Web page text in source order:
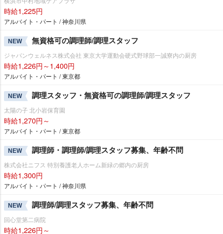
時給1,225円
アルバイト・パート / 神奈川県
NEW 無資格可の調理師/調理スタッフ
ジャパンウェルネス株式会社 東京大学運動会硬式野球部一誠寮内の厨房
時給1,226円～1,400円
アルバイト・パート / 東京都
NEW 調理スタッフ・無資格可の調理師/調理スタッフ
太陽の子 北小岩保育園
時給1,270円～
アルバイト・パート / 東京都
NEW 調理師・調理師/調理スタッフ募集、年齢不問
株式会社ニフス 特別養護老人ホーム新緑の郷内の厨房
時給1,300円
アルバイト・パート / 神奈川県
NEW 調理師/調理スタッフ募集、年齢不問
回心堂第二病院
時給1,226円～